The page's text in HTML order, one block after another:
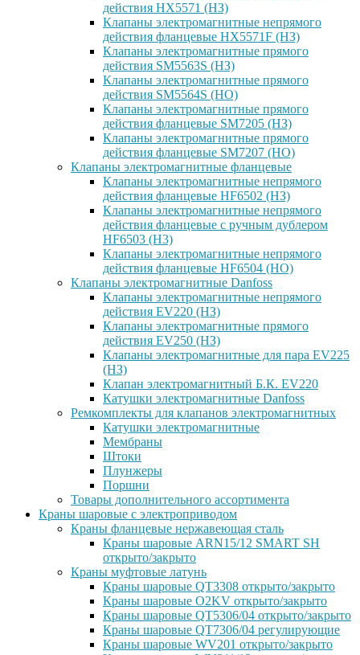
действия HX5571 (НЗ)
Клапаны электромагнитные непрямого
действия фланцевые HX5571F (НЗ)
Клапаны электромагнитные прямого
действия SM5563S (НЗ)
Клапаны электромагнитные прямого
действия SM5564S (НО)
Клапаны электромагнитные прямого
действия фланцевые SM7205 (НЗ)
Клапаны электромагнитные прямого
действия фланцевые SM7207 (НО)
Клапаны электромагнитные фланцевые
Клапаны электромагнитные непрямого
действия фланцевые HF6502 (НЗ)
Клапаны электромагнитные непрямого
действия фланцевые с ручным дублером
HF6503 (Н3)
Клапаны электромагнитные непрямого
действия фланцевые HF6504 (НО)
Клапаны электромагнитные Danfoss
Клапаны электромагнитные непрямого
действия EV220 (НЗ)
Клапаны электромагнитные прямого
действия EV250 (НЗ)
Клапаны электромагнитные для пара EV225
(НЗ)
Клапан электромагнитный Б.К. EV220
Катушки электромагнитные Danfoss
Ремкомплекты для клапанов электромагнитных
Катушки электромагнитные
Мембраны
Штоки
Плунжеры
Поршни
Товары дополнительного ассортимента
Краны шаровые с электроприводом
Краны фланцевые нержавеющая сталь
Краны шаровые ARN15/12 SMART SH
открыто/закрыто
Краны муфтовые латунь
Краны шаровые QT3308 открыто/закрыто
Краны шаровые O2KV открыто/закрыто
Краны шаровые QT5306/04 открыто/закрыто
Краны шаровые QT7306/04 регулирующие
Краны шаровые WV201 открыто/закрыто